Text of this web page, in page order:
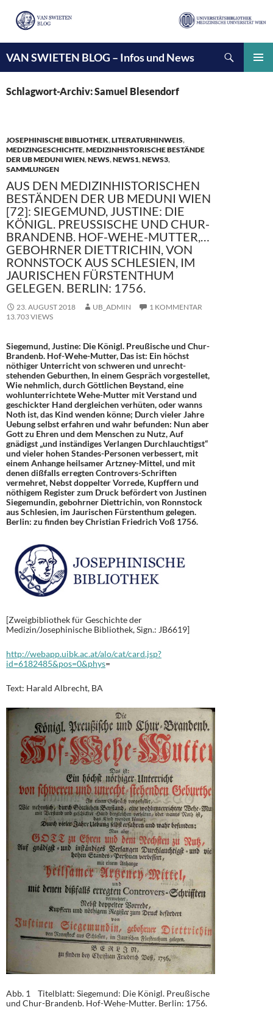
VAN SWIETEN BLOG – Infos und News
INHALT
SPRINGEN
Schlagwort-Archiv: Samuel Blesendorf
JOSEPHINISCHE BIBLIOTHEK,LITERATURHINWEIS,
MEDIZINGESCHICHTE,MEDIZINHISTORISCHE BESTÄNDE
DER UB MEDUNI WIEN,NEWS,NEWS1,NEWS3,
SAMMLUNGEN
AUS DEN MEDIZINHISTORISCHEN
BESTÄNDEN DER UB MEDUNI WIEN
[72]: SIEGEMUND, JUSTINE: DIE
KÖNIGL. PREUSSISCHE UND CHUR-B
RANDENB. HOF-WEHE-MUTTER,…G
EBOHRNER DIETTRICHIN, VON R
ONNSTOCK AUS SCHLESIEN, IM J
AURISCHEN FÜRSTENTHUM G
ELEGEN. BERLIN: 1756.
23. AUGUST 2018 UB_ADMIN
1 KOMMENTAR
13.703 VIEWS
Siegemund, Justine: Die Königl. Preußische und Chur-
Brandenb. Hof-Wehe-Mutter, Das ist: Ein höchst
nöthiger Unterricht von schweren und unrecht-
stehenden Geburthen, In einem Gespräch vorgestellet,
Wie nehmlich, durch Göttlichen Beystand, eine
wohlunterrichtete Wehe-Mutter mit Verstand und
geschickter Hand dergleichen verhüten, oder wanns
Noth ist, das Kind wenden könne; Durch vieler Jahre
Uebung selbst erfahren und wahr befunden: Nun aber
Gott zu Ehren und dem Menschen zu Nutz, Auf
gnädigst „und inständiges Verlangen Durchlauchtigst“
und vieler hohen Standes-Personen verbessert, mit
einem Anhange heilsamer Artzney-Mittel, und mit
denen dißfalls erregten Controvers-Schriften
vermehret, Nebst doppelter Vorrede, Kupffern und
nöthigem Register zum Druck befördert von Justinen
Siegemundin, gebohrner Diettrichin, von Ronnstock
aus Schlesien, im Jaurischen Fürstenthum gelegen.
Berlin: zu finden bey Christian Friedrich Voß 1756.
[Zweigbibliothek für Geschichte der
Medizin/Josephinische Bibliothek, Sign.: JB6619]
http://webapp.uibk.ac.at/alo/cat/card.jsp?
id=6182485&pos=0&phys=
Text: Harald Albrecht, BA
Abb. 1 Titelblatt: Siegemund: Die Königl. Preußische
und Chur-Brandenb. Hof-Wehe-Mutter. Berlin: 1756.